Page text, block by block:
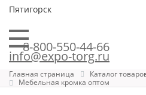
Пятигорск
8-800-550-44-66
info@expo-torg.ru
Главная страница
Каталог
Мебельная кромка оптом